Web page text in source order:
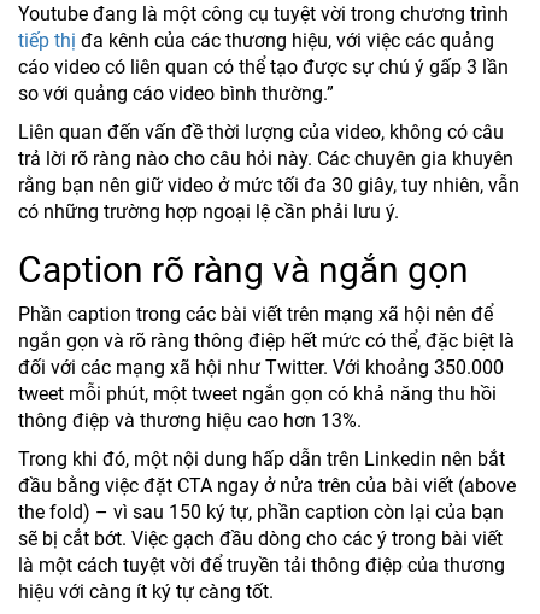
Youtube đang là một công cụ tuyệt vời trong chương trình
tiếp thị đa kênh của các thương hiệu, với việc các quảng
cáo video có liên quan có thể tạo được sự chú ý gấp 3 lần
so với quảng cáo video bình thường.”
Liên quan đến vấn đề thời lượng của video, không có câu
trả lời rõ ràng nào cho câu hỏi này. Các chuyên gia khuyên
rằng bạn nên giữ video ở mức tối đa 30 giây, tuy nhiên, vẫn
có những trường hợp ngoại lệ cần phải lưu ý.
Caption rõ ràng và ngắn gọn
Phần caption trong các bài viết trên mạng xã hội nên để
ngắn gọn và rõ ràng thông điệp hết mức có thể, đặc biệt là
đối với các mạng xã hội như Twitter. Với khoảng 350.000
tweet mỗi phút, một tweet ngắn gọn có khả năng thu hồi
thông điệp và thương hiệu cao hơn 13%.
Trong khi đó, một nội dung hấp dẫn trên Linkedin nên bắt
đầu bằng việc đặt CTA ngay ở nửa trên của bài viết (above
the fold) – vì sau 150 ký tự, phần caption còn lại của bạn
sẽ bị cắt bớt. Việc gạch đầu dòng cho các ý trong bài viết
là một cách tuyệt vời để truyền tải thông điệp của thương
hiệu với càng ít ký tự càng tốt.